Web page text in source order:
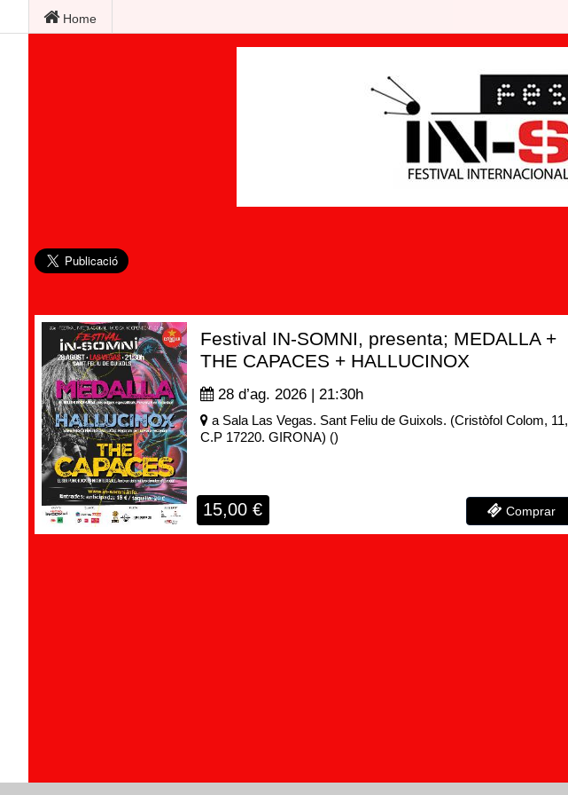
Home
Festival IN-SOMNI, presenta; MEDALLA +
THE CAPACES + HALLUCINOX
28 d’ag. 2026 | 21:30h
a Sala Las Vegas. Sant Feliu de Guixols. (Cristòfol Colom, 11,
C.P 17220. GIRONA) ()
15,00 € Comprar